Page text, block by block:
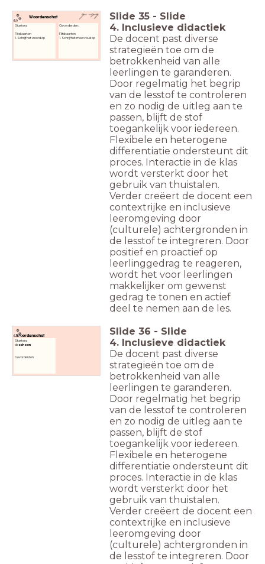
Woordenschat
Gevorderden:
Flitskaarten
1. Schrijf het meervoud op
Starters:
Flitskaarten
1. Schrijf het woord op
Slide 35 - Slide
4. Inclusieve didactiek
De docent past diverse
strategieën toe om de
betrokkenheid van alle
leerlingen te garanderen.
Door regelmatig het begrip
van de lesstof te controleren
en zo nodig de uitleg aan te
passen, blijft de stof
toegankelijk voor iedereen.
Flexibele en heterogene
differentiatie ondersteunt dit
proces. Interactie in de klas
wordt versterkt door het
gebruik van thuistalen.
Verder creëert de docent een
contextrijke en inclusieve
leeromgeving door
(culturele) achtergronden in
de lesstof te integreren. Door
positief en proactief op
leerlinggedrag te reageren,
wordt het voor leerlingen
makkelijker om gewenst
gedrag te tonen en actief
deel te nemen aan de les.
Woordenschat
Starters:
deschoen
Gevorderden
Slide 36 - Slide
4. Inclusieve didactiek
De docent past diverse
strategieën toe om de
betrokkenheid van alle
leerlingen te garanderen.
Door regelmatig het begrip
van de lesstof te controleren
en zo nodig de uitleg aan te
passen, blijft de stof
toegankelijk voor iedereen.
Flexibele en heterogene
differentiatie ondersteunt dit
proces. Interactie in de klas
wordt versterkt door het
gebruik van thuistalen.
Verder creëert de docent een
contextrijke en inclusieve
leeromgeving door
(culturele) achtergronden in
de lesstof te integreren. Door